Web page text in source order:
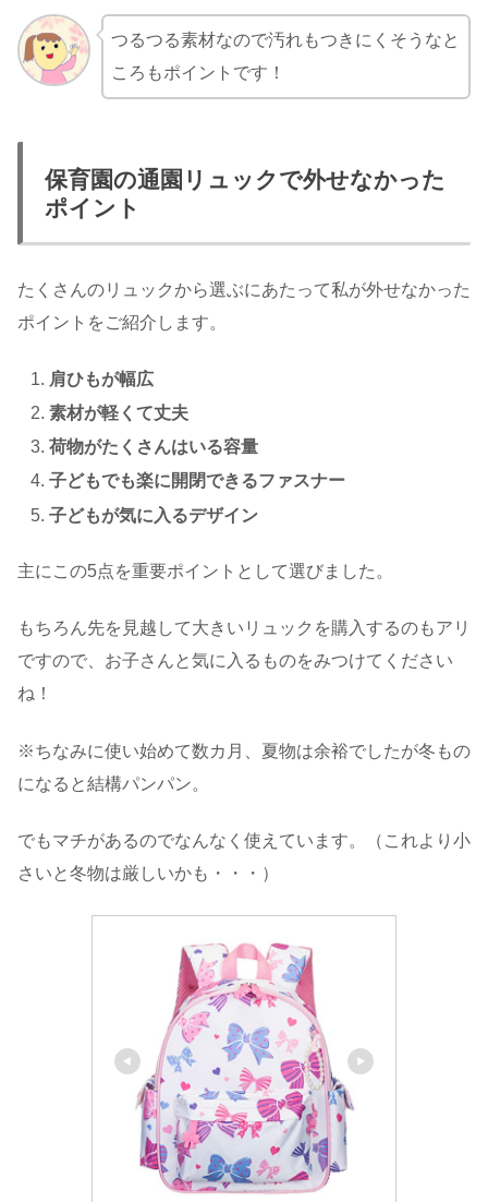
つるつる素材なので汚れもつきにくそうなと
ころもポイントです！
保育園の通園リュックで外せなかった
ポイント
たくさんのリュックから選ぶにあたって私が外せなかった
ポイントをご紹介します。
肩ひもが幅広
素材が軽くて丈夫
荷物がたくさんはいる容量
子どもでも楽に開閉できるファスナー
子どもが気に入るデザイン
主にこの5点を重要ポイントとして選びました。
もちろん先を見越して大きいリュックを購入するのもアリ
ですので、お子さんと気に入るものをみつけてください
ね！
※ちなみに使い始めて数カ月、夏物は余裕でしたが冬もの
になると結構パンパン。
でもマチがあるのでなんなく使えています。（これより小
さいと冬物は厳しいかも・・・）